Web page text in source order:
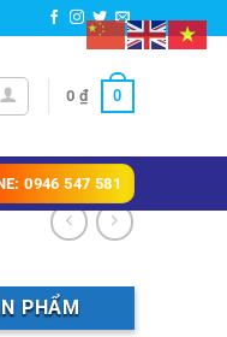
0 ₫ 0
0946 547 581
PHẨM